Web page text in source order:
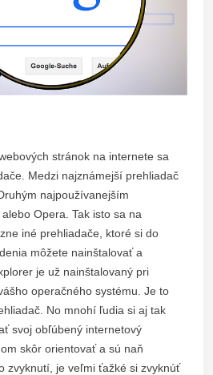
stránok na internete sa
Medzi najznámejší prehliadač
najpoužívanejším
Opera. Tak isto sa na
iné prehliadače, ktoré si do
môžete nainštalovať a
je už nainštalovaný pri
operačného systému. Je to
No mnohí ľudia si aj tak
svoj obľúbený internetový
skôr orientovať a sú naň
zvyknutí, je veľmi ťažké si zvyknúť